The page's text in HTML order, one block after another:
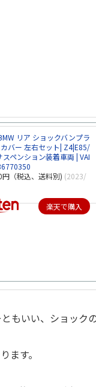
リア ショックバンプラ
バー 左右セット| Z4|E85/
ペンション装着車両 | VAI
（税込、送料別) (2023/
楽天で購入
もいい、ショック
ます。